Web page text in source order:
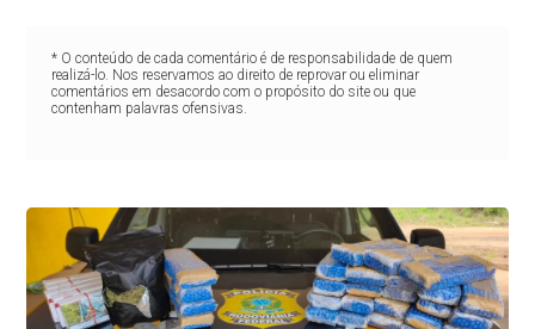
* O conteúdo de cada comentário é de responsabilidade de quem
realizá-lo. Nos reservamos ao direito de reprovar ou eliminar
comentários em desacordo com o propósito do site ou que
contenham palavras ofensivas.